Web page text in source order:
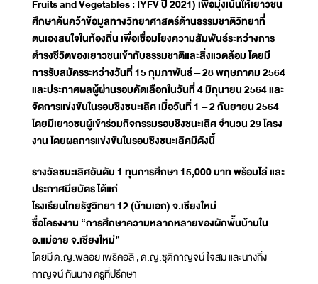
Fruits and Vegetables : IYFV ปี 2021) เพื่อมุ่งเน้นให้เยาวชน
ศึกษาค้นคว้าข้อมูลทางวิทยาศาสตร์ด้านธรรมชาติวิทยาที่
ตนเองสนใจในท้องถิ่น เพื่อเชื่อมโยงความสัมพันธ์ระหว่างการ
ดำรงชีวิตของเยาวชนเข้ากับธรรมชาติและสิ่งแวดล้อม โดยมี
การรับสมัครระหว่างวันที่ 15 กุมภาพันธ์ – 28 พฤษภาคม 2564
และประกาศผลผู้ผ่านรอบคัดเลือกในวันที่ 4 มิถุนายน 2564 และ
จัดการแข่งขันในรอบชิงชนะเลิศ เมื่อวันที่ 1 – 2 กันยายน 2564
โดยมีเยาวชนผู้เข้าร่วมกิจกรรมรอบชิงชนะเลิศ จำนวน 29 โครง
งาน โดยผลการแข่งขันในรอบชิงชนะเลิศมีดังนี้
รางวัลชนะเลิศอันดับ 1 ทุนการศึกษา 15,000 บาท พร้อมโล่ และ
ประกาศนียบัตร ได้แก่
โรงเรียนไทยรัฐวิทยา 12 (บ้านเอก) จ.เชียงใหม่
ชื่อโครงงาน “การศึกษาความหลากหลายของผักพื้นบ้านใน
อ.แม่อาย จ.เชียงใหม่”
โดยมี ด.ญ.พลอย เพริคอลิ , ด.ญ.ชุติกาญจน์ ใจสม และนางกิ่ง
กาญจน์ กันนาง ครูที่ปรึกษา